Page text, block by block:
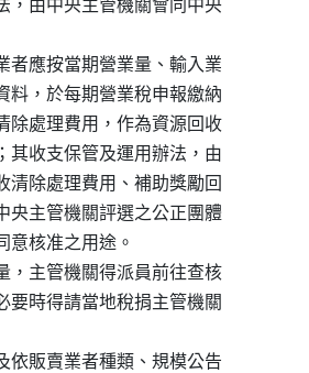
，由中央主管機關會同中央
者應按當期營業量、輸入業
料，於每期營業稅申報繳納
除處理費用，作為資源回收
其收支保管及運用辦法，由
清除處理費用、補助獎勵回
央主管機關評選之公正團體
意核准之用途。
，主管機關得派員前往查核
要時得請當地稅捐主管機關
依販賣業者種類、規模公告